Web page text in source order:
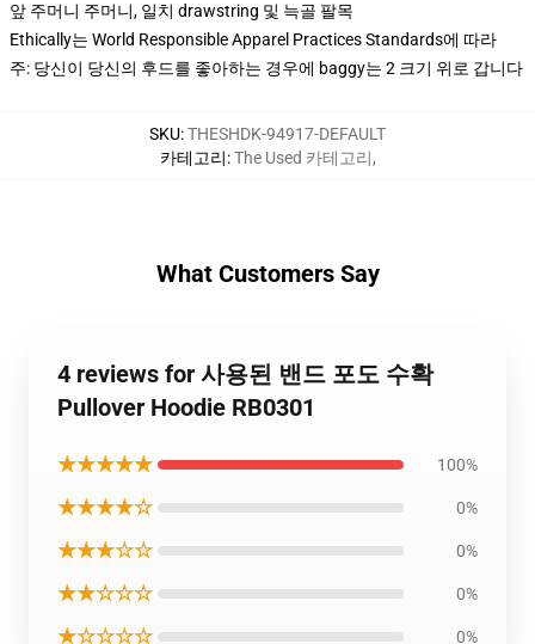
앞 주머니 주머니, 일치 drawstring 및 늑골 팔목
Ethically는 World Responsible Apparel Practices Standards에 따라
주: 당신이 당신의 후드를 좋아하는 경우에 baggy는 2 크기 위로 갑니다
SKU:THESHDK-94917-DEFAULT
카테고리:The Used 카테고리,
What Customers Say
4 reviews for 사용된 밴드 포도 수확
Pullover Hoodie RB0301
★★★★★ 100%
★★★★☆ 0%
★★★☆☆ 0%
★★☆☆☆ 0%
★☆☆☆☆ 0%